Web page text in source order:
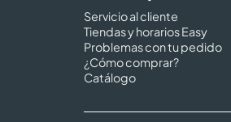
Servicio al cliente
Tiendas y horarios Easy
Problemas con tu pedido
¿Cómo comprar?
Catálogo